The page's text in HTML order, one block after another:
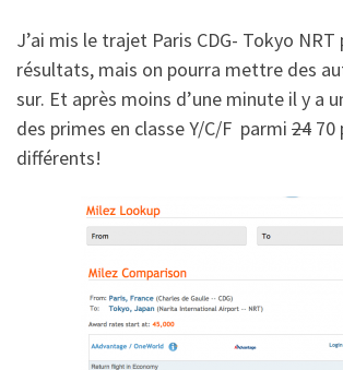
J’ai mis le trajet Paris CDG- Tokyo
résultats, mais on pourra mettre des
sur. Et après moins d’une minute il y a
des primes en classe Y/C/F parmi 24 70
différents!